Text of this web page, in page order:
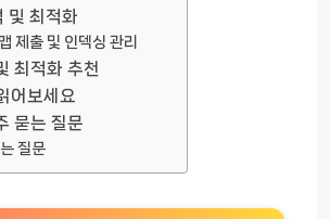
및 최적화
제출 및 인덱싱 관리
최적화 추천
어보세요
묻는 질문
질문